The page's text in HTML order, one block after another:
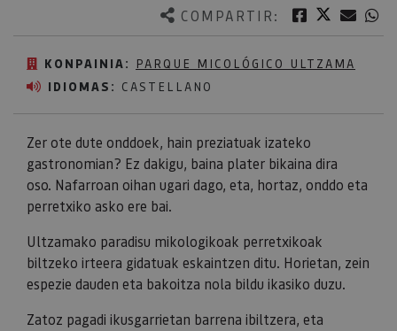
COMPARTIR: Facebook
Twitter
KONPAINIA: PARQUE MICOLÓGICO ULTZAMA
IDIOMAS: CASTELLANO
Zer ote dute onddoek, hain preziatuak izateko
gastronomian? Ez dakigu, baina plater bikaina dira
oso. Nafarroan oihan ugari dago, eta, hortaz, onddo eta
perretxiko asko ere bai.
Ultzamako paradisu mikologikoak perretxikoak
biltzeko irteera gidatuak eskaintzen ditu. Horietan, zein
espezie dauden eta bakoitza nola bildu ikasiko duzu.
Zatoz pagadi ikusgarrietan barrena ibiltzera, eta